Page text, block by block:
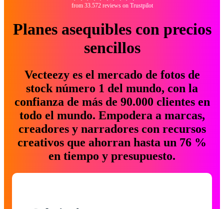
from 33.572 reviews on Trustpilot
Planes asequibles con precios
sencillos
Vecteezy es el mercado de fotos de
stock número 1 del mundo, con la
confianza de más de 90.000 clientes en
todo el mundo. Empodera a marcas,
creadores y narradores con recursos
creativos que ahorran hasta un 76 %
en tiempo y presupuesto.